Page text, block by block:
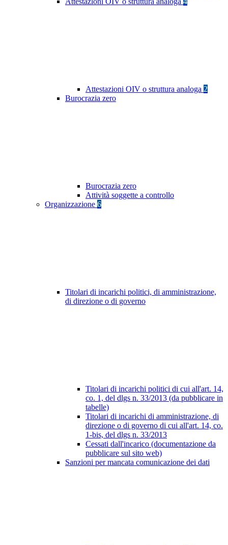
Attestazioni OIV o struttura analoga 2
Burocrazia zero
Burocrazia zero
Attività soggette a controllo
Organizzazione 6
Titolari di incarichi politici, di amministrazione,
di direzione o di governo
Titolari di incarichi politici di cui all'art. 14,
co. 1, del dlgs n. 33/2013 (da pubblicare in
tabelle)
Titolari di incarichi di amministrazione, di
direzione o di governo di cui all'art. 14, co.
1-bis, del dlgs n. 33/2013
Cessati dall'incarico (documentazione da
pubblicare sul sito web)
Sanzioni per mancata comunicazione dei dati